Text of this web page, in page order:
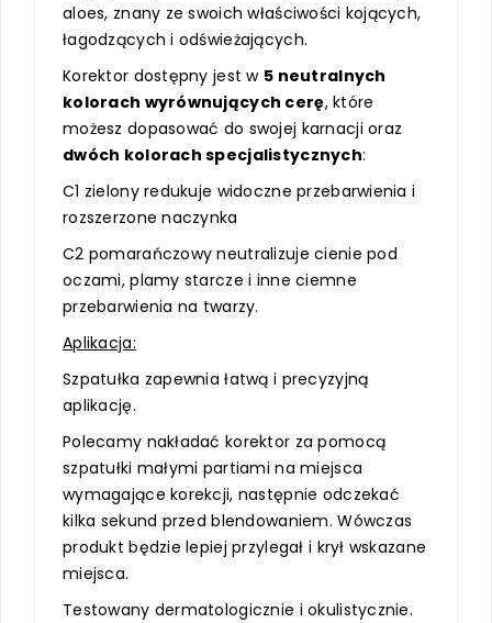
aloes, znany ze swoich właściwości kojących,
łagodzących i odświeżających.
Korektor dostępny jest w 5 neutralnych
kolorach wyrównujących cerę, które
możesz dopasować do swojej karnacji oraz
dwóch kolorach specjalistycznych:
C1 zielony redukuje widoczne przebarwienia i
rozszerzone naczynka
C2 pomarańczowy neutralizuje cienie pod
oczami, plamy starcze i inne ciemne
przebarwienia na twarzy.
Aplikacja:
Szpatułka zapewnia łatwą i precyzyjną
aplikację.
Polecamy nakładać korektor za pomocą
szpatułki małymi partiami na miejsca
wymagające korekcji, następnie odczekać
kilka sekund przed blendowaniem. Wówczas
produkt będzie lepiej przylegał i krył wskazane
miejsca.
Testowany dermatologicznie i okulistycznie.